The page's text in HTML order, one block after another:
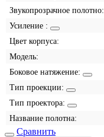
Звукопрозрачное полотно:
Усиление :
Цвет корпуса:
Модель:
Боковое натяжение:
Тип проекции:
Тип проектора:
Название полотна:
Сравнить